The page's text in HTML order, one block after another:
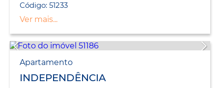
Código: 51233
Ver mais...
Apartamento
INDEPENDÊNCIA